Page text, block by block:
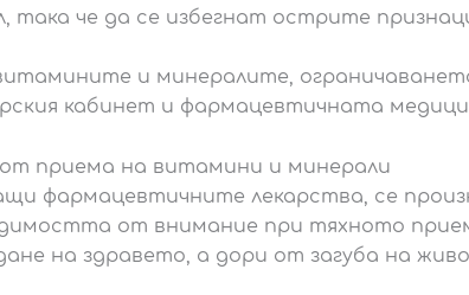
така че да се избегнат острите
и минералите,
кабинет и фармацевтичната
приема на витамини и минерали
фармацевтичните лекарства, се
от внимание при тяхното
на здравето, а дори от загуба на